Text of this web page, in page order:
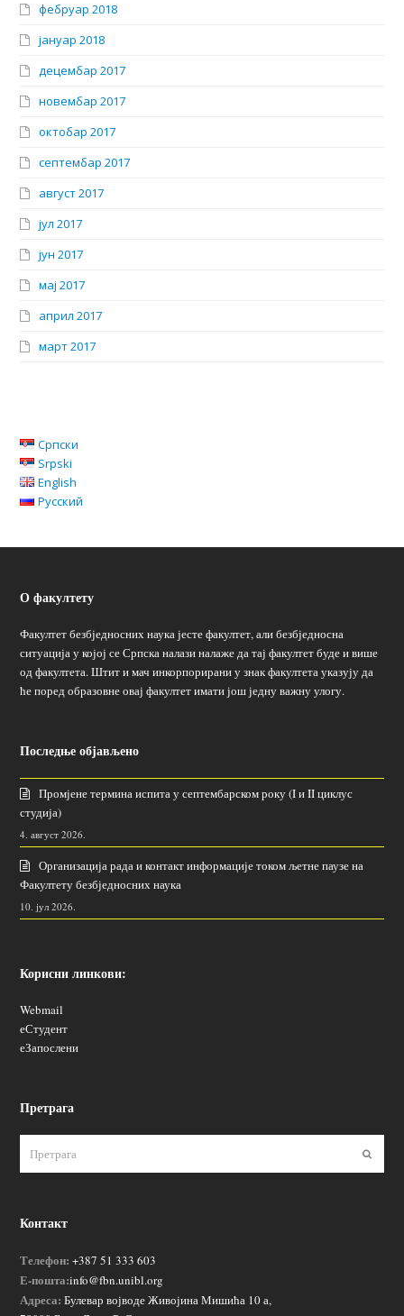
фебруар 2018
јануар 2018
децембар 2017
новембар 2017
октобар 2017
септембар 2017
август 2017
јул 2017
јун 2017
мај 2017
април 2017
март 2017
Српски
Srpski
English
Русский
О факултету
Факултет безбједносних наука јесте факултет, али безбједносна
ситуација у којој се Српска налази налаже да тај факултет буде и више
од факултета. Штит и мач инкорпорирани у знак факултета указују да
ће поред образовне овај факултет имати још једну важну улогу.
Последње објављено
Промјене термина испита у септембарском року (I и II циклус
студија)
4. август 2026.
Организација рада и контакт информације током љетне паузе на
Факултету безбједносних наука
10. јул 2026.
Корисни линкови:
Webmail
еСтудент
еЗапослени
Претрага
Контакт
Телефон: +387 51 333 603
Е-пошта:info@fbn.unibl.org
Адреса: Булевар војводе Живојина Мишића 10 а,